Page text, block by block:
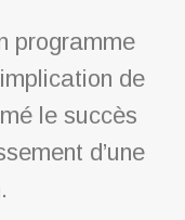
programme
de
le succès
d’une